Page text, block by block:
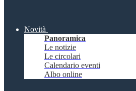
Novità
Panoramica
Le notizie
Le circolari
Calendario eventi
Albo online